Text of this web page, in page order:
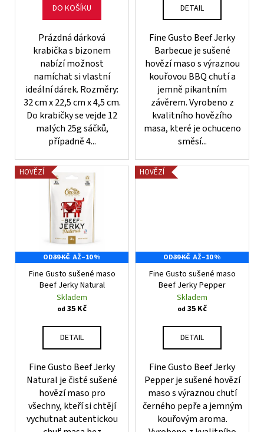
DO KOŠÍKU
Prázdná dárková
krabička s bizonem
nabízí možnost
namíchat si vlastní
ideální dárek. Rozměry:
32 cm x 22,5 cm x 4,5 cm.
Do krabičky se vejde 12
malých 25g sáčků,
případně 4...
DETAIL
Fine Gusto Beef Jerky
Barbecue je sušené
hovězí maso s výraznou
kouřovou BBQ chutí a
jemně pikantním
závěrem. Vyrobeno z
kvalitního hovězího
masa, které je ochuceno
směsí...
HOVĚZÍ
OD39 KČ AŽ–10 %
Fine Gusto sušené maso
Beef Jerky Natural
Skladem
od 35 Kč
DETAIL
Fine Gusto Beef Jerky
Natural je čisté sušené
hovězí maso pro
všechny, kteří si chtějí
vychutnat autentickou
HOVĚZÍ
OD39 KČ AŽ–10 %
Fine Gusto sušené maso
Beef Jerky Pepper
Skladem
od 35 Kč
DETAIL
Fine Gusto Beef Jerky
Pepper je sušené hovězí
maso s výraznou chutí
černého pepře a jemným
kouřovým aroma.